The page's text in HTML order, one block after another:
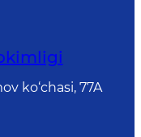
ko‘chаsi, 77A